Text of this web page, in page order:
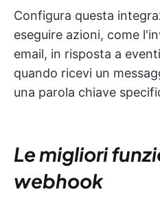
Configura questa
eseguire azioni, come
email, in risposta a
quando ricevi un
una parola chiave
Le migliori
webhook